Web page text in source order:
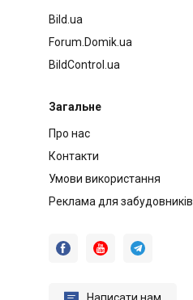
Bild.ua
Forum.Domik.ua
BildControl.ua
Загальне
Про нас
Контакти
Умови використання
Реклама для забудовників
  